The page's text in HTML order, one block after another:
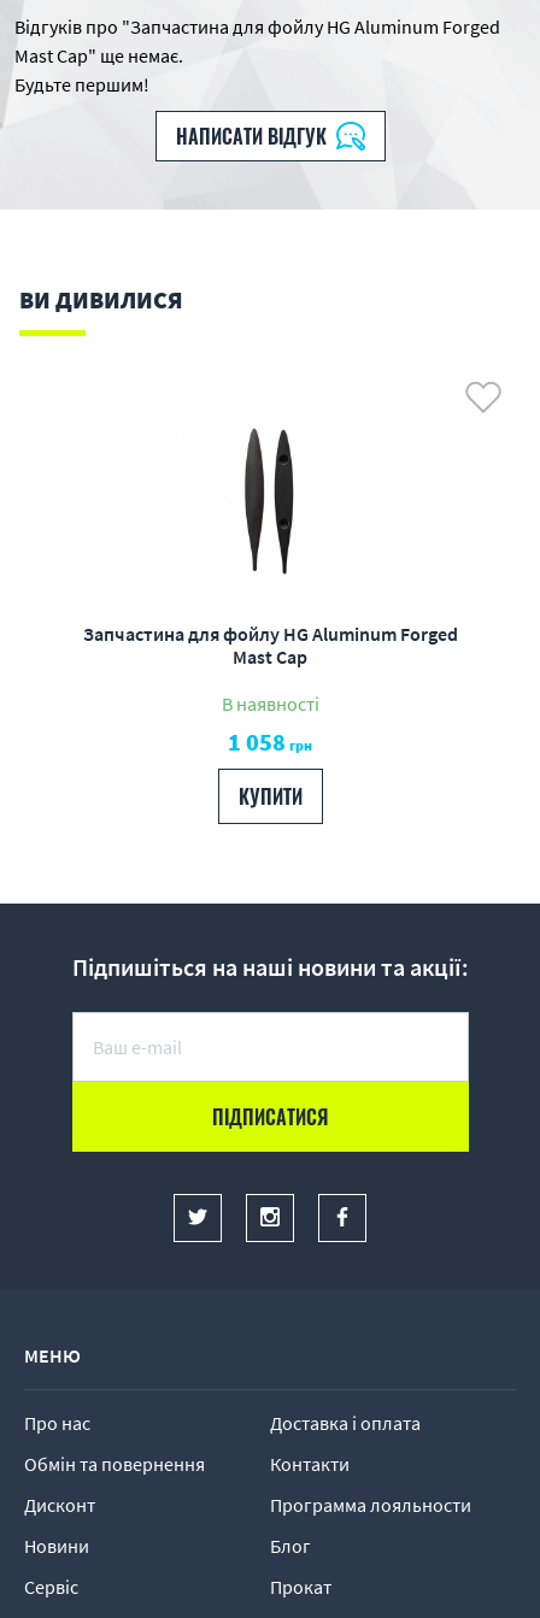
Відгуків про "Запчастина для фойлу HG Aluminum Forged
Mast Cap" ще немає.
Будьте першим!
НАПИСАТИ ВІДГУК
ВИ ДИВИЛИСЯ
Запчастина для фойлу HG Aluminum Forged
Mast Cap
В наявності
1 058 грн
КУПИТИ
Підпишіться на наші новини та акції:
МЕНЮ
Про нас
Доставка і оплата
Обмін та повернення
Контакти
Дисконт
Программа лояльности
Новини
Блог
Сервіс
Прокат